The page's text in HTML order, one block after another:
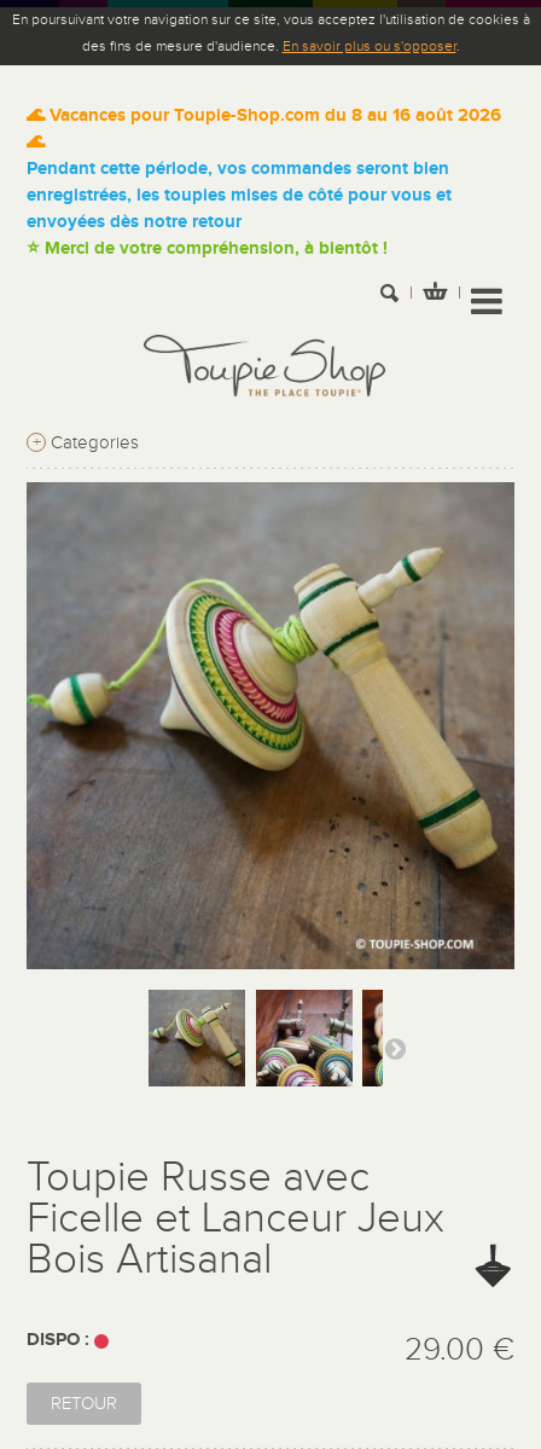
En poursuivant votre navigation sur ce site, vous acceptez l'utilisation de cookies à
des fins de mesure d'audience. En savoir plus ou s'opposer.
🌊 Vacances pour Toupie-Shop.com du 8 au 16 août 2026
🌊
Pendant cette période, vos commandes seront bien
enregistrées, les toupies mises de côté pour vous et
envoyées dès notre retour
⭐ Merci de votre compréhension, à bientôt !
+ Categories
Toupie Russe avec
Ficelle et Lanceur Jeux
Bois Artisanal
DISPO : 29.00 €
RETOUR